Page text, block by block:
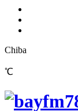
Chiba
℃